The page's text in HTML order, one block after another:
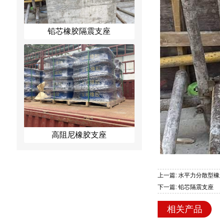
铅芯橡胶隔震支座
高阻尼橡胶支座
上一篇: 水平力分散型
下一篇: 铅芯隔震支座
相关产品